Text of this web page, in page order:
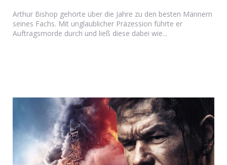
Arthur Bishop gehörte über die Jahre zu den besten Männern
seines Fachs. Mit unglaublicher Präzession führte er
Auftragsmorde durch und ließ diese dabei wie...